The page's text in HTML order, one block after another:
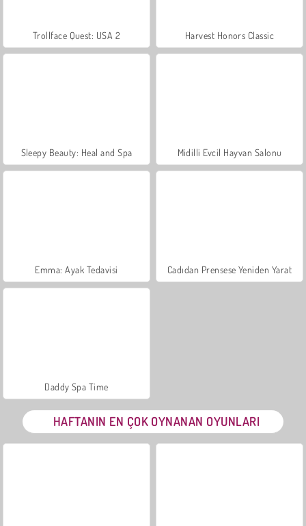
Trollface Quest: USA 2 Harvest Honors Classic
Sleepy Beauty: Heal and Spa Midilli Evcil Hayvan Salonu
Emma: Ayak Tedavisi Cadıdan Prensese Yeniden Yarat
Daddy Spa Time
HAFTANIN EN ÇOK OYNANAN OYUNLARI